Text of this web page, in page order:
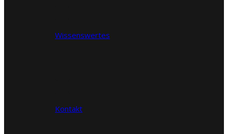
Wissenswertes
Kontakt